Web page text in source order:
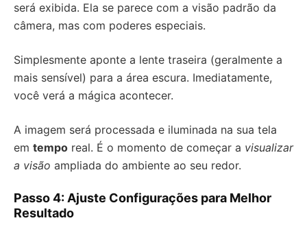
será exibida. Ela se parece com a visão padrão da
câmera, mas com poderes especiais.
Simplesmente aponte a lente traseira (geralmente a
mais sensível) para a área escura. Imediatamente,
você verá a mágica acontecer.
A imagem será processada e iluminada na sua tela
em tempo real. É o momento de começar a visualizar
a visão ampliada do ambiente ao seu redor.
Passo 4: Ajuste Configurações para Melhor
Resultado